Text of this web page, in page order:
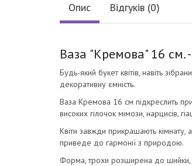
Опис Відгуків (0)
Ваза "Кремова" 16 см.
Будь-який букет квітів, навіть
декоративну ємність.
Ваза Кремова 16 см підкреслить
високих гілочок мімози, нарцисів,
Квіти завжди прикрашають кімнату,
приведе до гармонії з природою.
Форма, трохи розширена до шийки,